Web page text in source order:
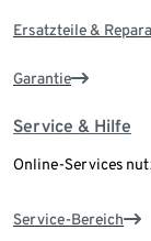
Ersatzteile &
Garantie
Service & Hilfe
Online-Services
Service-Bereich